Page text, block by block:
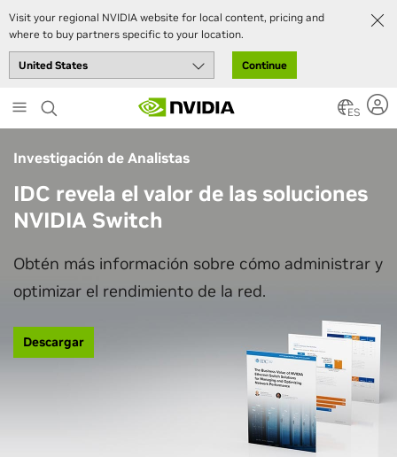
Visit your regional NVIDIA website for local content, pricing and
where to buy partners specific to your location.
Continue
to
main
content
ES
Investigación de Analistas
IDC revela el valor de las soluciones
NVIDIA Switch
Obtén más información sobre cómo administrar y
optimizar el rendimiento de la red.
Descargar